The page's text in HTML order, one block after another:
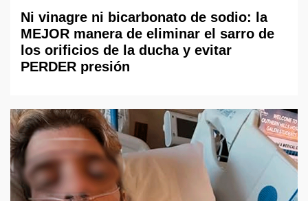
Ni vinagre ni bicarbonato de sodio: la
MEJOR manera de eliminar el sarro de
los orificios de la ducha y evitar
PERDER presión